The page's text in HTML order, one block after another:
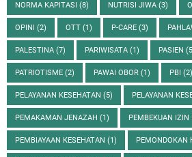
NORMA KAPITASI (8) NUTRISI JIWA (3)
OPINI (2) OTT (1) P-CARE (3)
PALESTINA (7) PARIWISATA (1) PASIEN
PATRIOTISME (2) PAWAI OBOR (1) PBI (2)
PELAYANAN KESEHATAN (5) PELAYANAN
PEMAKAMAN JENAZAH (1) PEMBEKUAN IZIN
PEMBIAYAAN KESEHATAN (1) PEMONDOKAN